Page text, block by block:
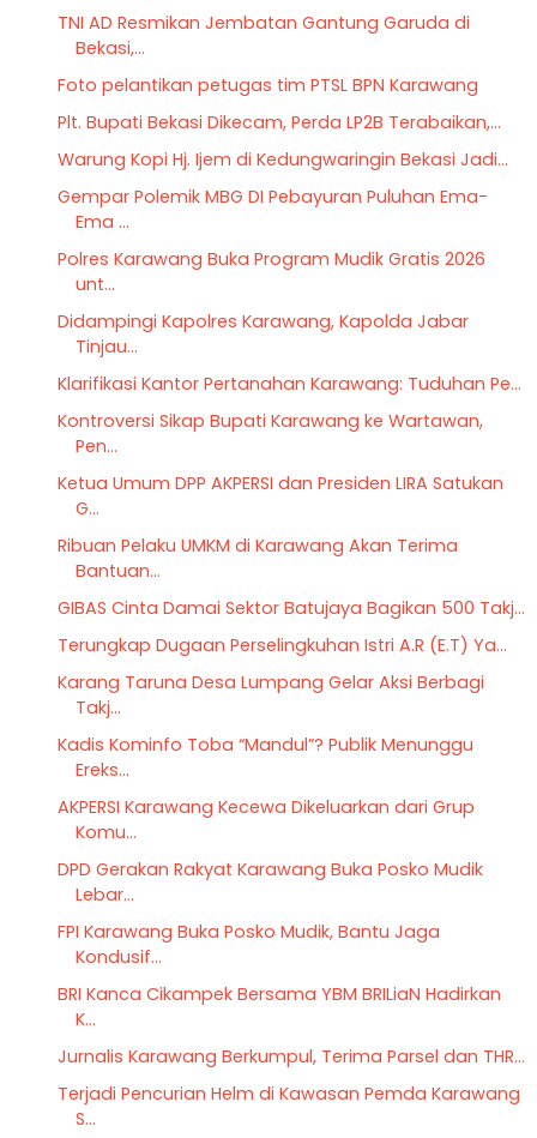
TNI AD Resmikan Jembatan Gantung Garuda di
Bekasi,...
Foto pelantikan petugas tim PTSL BPN Karawang
Plt. Bupati Bekasi Dikecam, Perda LP2B Terabaikan,...
Warung Kopi Hj. Ijem di Kedungwaringin Bekasi Jadi...
Gempar Polemik MBG DI Pebayuran Puluhan Ema-
Ema ...
Polres Karawang Buka Program Mudik Gratis 2026
unt...
Didampingi Kapolres Karawang, Kapolda Jabar
Tinjau...
Klarifikasi Kantor Pertanahan Karawang: Tuduhan Pe...
Kontroversi Sikap Bupati Karawang ke Wartawan,
Pen...
Ketua Umum DPP AKPERSI dan Presiden LIRA Satukan
G...
Ribuan Pelaku UMKM di Karawang Akan Terima
Bantuan...
GIBAS Cinta Damai Sektor Batujaya Bagikan 500 Takj...
Terungkap Dugaan Perselingkuhan Istri A.R (E.T) Ya...
Karang Taruna Desa Lumpang Gelar Aksi Berbagi
Takj...
Kadis Kominfo Toba “Mandul”? Publik Menunggu
Ereks...
AKPERSI Karawang Kecewa Dikeluarkan dari Grup
Komu...
DPD Gerakan Rakyat Karawang Buka Posko Mudik
Lebar...
FPI Karawang Buka Posko Mudik, Bantu Jaga
Kondusif...
BRI Kanca Cikampek Bersama YBM BRILiaN Hadirkan
K...
Jurnalis Karawang Berkumpul, Terima Parsel dan THR...
Terjadi Pencurian Helm di Kawasan Pemda Karawang
S...